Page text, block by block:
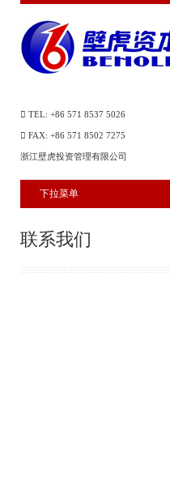
TEL: +86 571 8537 5026
FAX: +86 571 8502 7275
浙江壁虎投资管理有限公司
联系我们